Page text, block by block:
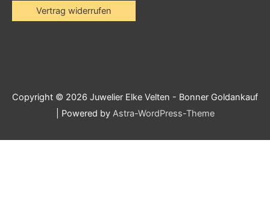
Vertrag widerrufen
Copyright © 2026 Juwelier Elke Velten - Bonner Goldankauf
| Powered by Astra-WordPress-Theme